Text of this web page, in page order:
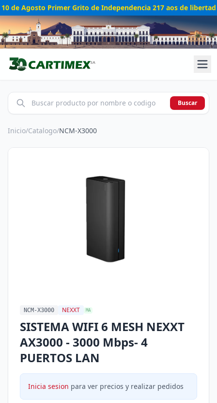
10 de Agosto Primer Grito de Independencia 217 aos de libertad
Buscar
Inicio/Catalogo/NCM-X3000
NCM-X3000 NEXXT MA
SISTEMA WIFI 6 MESH NEXXT
AX3000 - 3000 Mbps- 4
PUERTOS LAN
Inicia sesion para ver precios y realizar pedidos